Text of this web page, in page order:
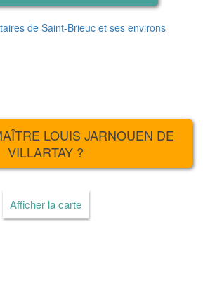
de Saint-Brieuc et ses environs
LOUIS JARNOUEN DE
VILLARTAY ?
Afficher la carte